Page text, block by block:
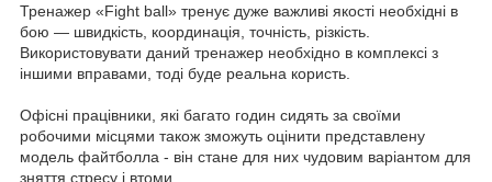
Тренажер «Fight ball» тренує дуже важливі якості необхідні в
бою — швидкість, координація, точність, різкість.
Використовувати даний тренажер необхідно в комплексі з
іншими вправами, тоді буде реальна користь.
Офісні працівники, які багато годин сидять за своїми
робочими місцями також зможуть оцінити представлену
модель файтболла - він стане для них чудовим варіантом для
зняття стресу і втоми.